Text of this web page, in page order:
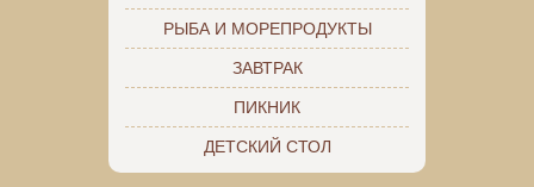
РЫБА И МОРЕПРОДУКТЫ
ЗАВТРАК
ПИКНИК
ДЕТСКИЙ СТОЛ